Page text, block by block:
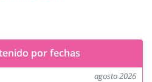
por fechas
agosto 2026